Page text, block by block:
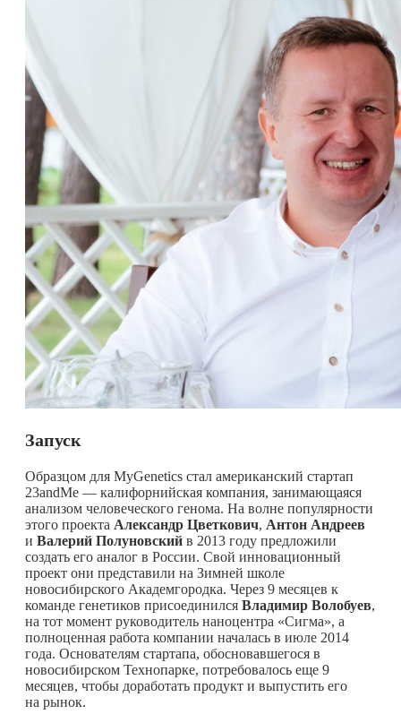
Запуск
Образцом для MyGenetics стал американский стартап
23andMe — калифорнийская компания, занимающаяся
анализом человеческого генома. На волне популярности
этого проекта Александр Цветкович, Антон Андреев
и Валерий Полуновский в 2013 году предложили
создать его аналог в России. Свой инновационный
проект они представили на Зимней школе
новосибирского Академгородка. Через 9 месяцев к
команде генетиков присоединился Владимир Волобуев,
на тот момент руководитель наноцентра «Сигма», а
полноценная работа компании началась в июле 2014
года. Основателям стартапа, обосновавшегося в
новосибирском Технопарке, потребовалось еще 9
месяцев, чтобы доработать продукт и выпустить его
на рынок.